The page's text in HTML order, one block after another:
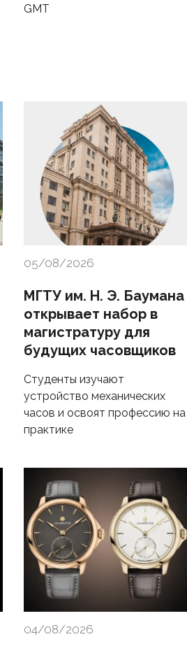
GMT
05/08/2026
МГТУ им. Н. Э. Баумана
открывает набор в
магистратуру для
будущих часовщиков
Студенты изучают
устройство механических
часов и освоят профессию на
практике
04/08/2026